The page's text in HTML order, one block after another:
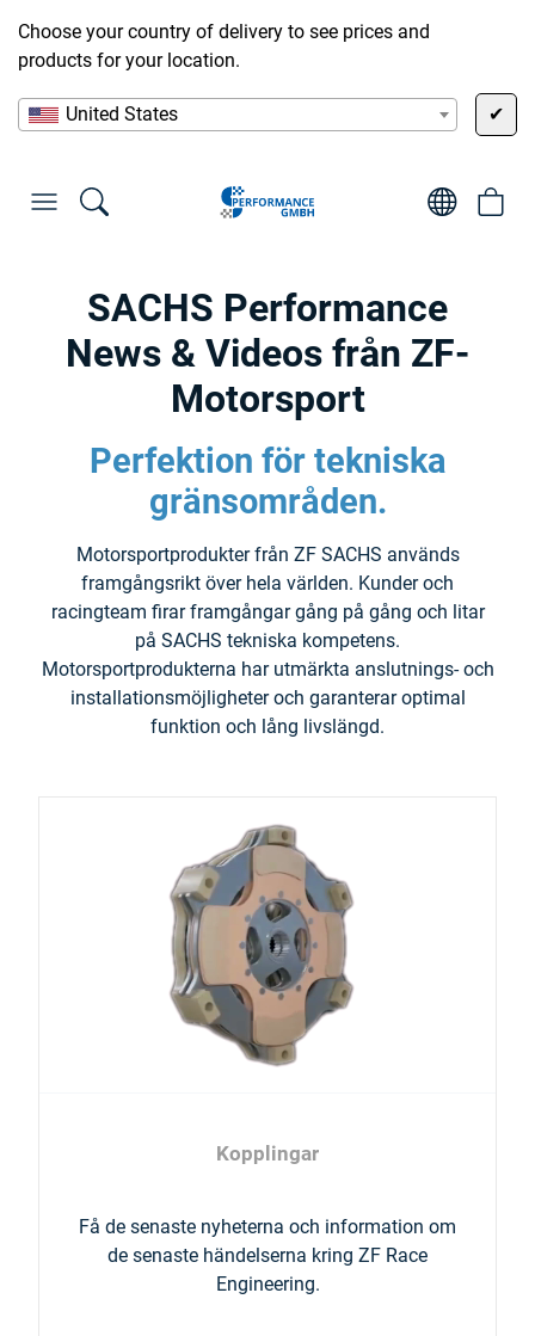
Choose your country of delivery to see prices and
products for your location.
United States ✔
SACHS Performance
News & Videos från ZF-
Motorsport
Perfektion för tekniska
gränsområden.
Motorsportprodukter från ZF SACHS används
framgångsrikt över hela världen. Kunder och
racingteam firar framgångar gång på gång och litar
på SACHS tekniska kompetens.
Motorsportprodukterna har utmärkta anslutnings- och
installationsmöjligheter och garanterar optimal
funktion och lång livslängd.
Kopplingar
Få de senaste nyheterna och information om
de senaste händelserna kring ZF Race
Engineering.